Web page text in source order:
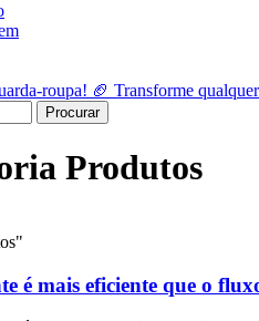
roupa! 🏈 Transforme
Produtos
é mais eficiente que o